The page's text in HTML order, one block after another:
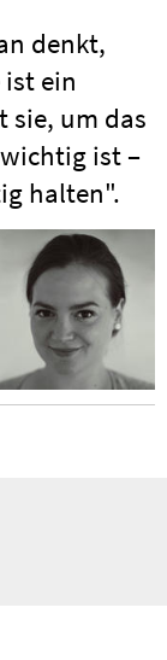
denkt,
ein
sie, um das
ist –
halten".